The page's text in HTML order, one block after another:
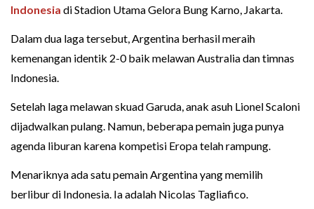
Indonesia di Stadion Utama Gelora Bung Karno, Jakarta.
Dalam dua laga tersebut, Argentina berhasil meraih
kemenangan identik 2-0 baik melawan Australia dan timnas
Indonesia.
Setelah laga melawan skuad Garuda, anak asuh Lionel Scaloni
dijadwalkan pulang. Namun, beberapa pemain juga punya
agenda liburan karena kompetisi Eropa telah rampung.
Menariknya ada satu pemain Argentina yang memilih
berlibur di Indonesia. Ia adalah Nicolas Tagliafico.